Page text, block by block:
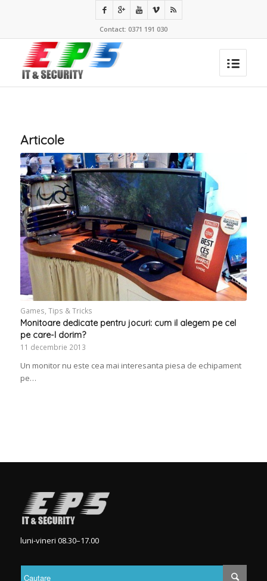
Contact: 0371 191 030
Articole
Games, Tips & Tricks
Monitoare dedicate pentru jocuri: cum il alegem pe cel
pe care-l dorim?
11 decembrie 2013
Un monitor nu este cea mai interesanta piesa de echipament
pe…
luni-vineri 08.30–17.00